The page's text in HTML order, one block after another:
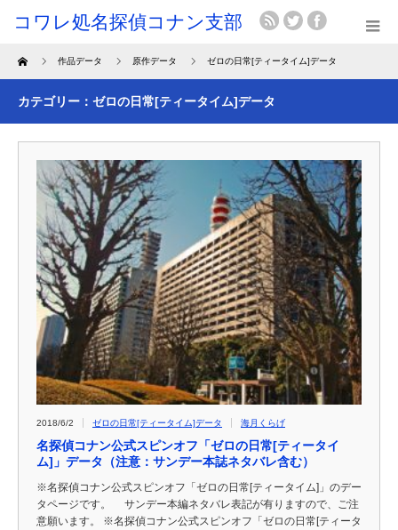
Home 作品データ 原作データ ゼロの日常[ティータイム]データ
カテゴリー：ゼロの日常[ティータイム]データ
2018/6/2 ゼロの日常[ティータイム]データ 海月くらげ
名探偵コナン公式スピンオフ「ゼロの日常[ティータイ
ム]」データ（注意：サンデー本誌ネタバレ含む）
※名探偵コナン公式スピンオフ「ゼロの日常[ティータイム]」のデー
タページです。 サンデー本編ネタバレ表記が有りますので、ご注
意願います。 ※名探偵コナン公式スピンオフ「ゼロの日常[ティータ